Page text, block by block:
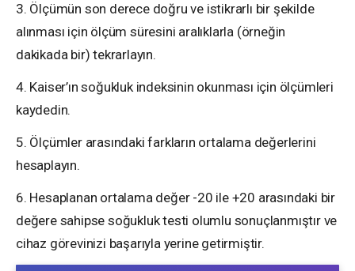
3. Ölçümün son derece doğru ve istikrarlı bir şekilde
alınması için ölçüm süresini aralıklarla (örneğin
dakikada bir) tekrarlayın.
4. Kaiser’ın soğukluk indeksinin okunması için ölçümleri
kaydedin.
5. Ölçümler arasındaki farkların ortalama değerlerini
hesaplayın.
6. Hesaplanan ortalama değer -20 ile +20 arasındaki bir
değere sahipse soğukluk testi olumlu sonuçlanmıştır ve
cihaz görevinizi başarıyla yerine getirmiştir.